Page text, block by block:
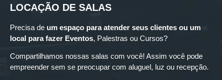
LOCAÇÃO DE SALAS
Precisa de um espaço para atender seus clientes ou um
local para fazer Eventos, Palestras ou Cursos?
Compartilhamos nossas salas com você! Assim você pode
empreender sem se preocupar com aluguel, luz ou recepção.